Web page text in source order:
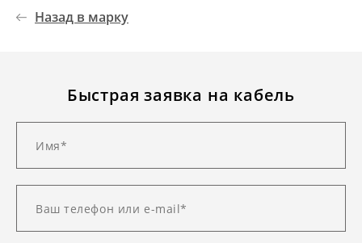
Назад в марку
Быстрая заявка на кабель